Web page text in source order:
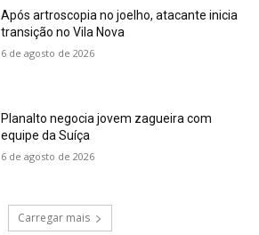
Após artroscopia no joelho, atacante inicia
transição no Vila Nova
6 de agosto de 2026
Planalto negocia jovem zagueira com
equipe da Suíça
6 de agosto de 2026
Carregar mais